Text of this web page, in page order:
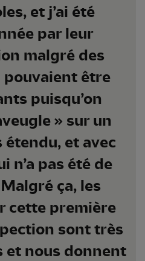
et j’ai été
par leur
malgré des
être
puisqu’on
» sur un
et avec
n’a pas été de
ça, les
cette première
sont très
et nous donnent